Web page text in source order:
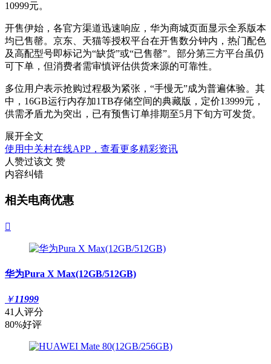
10999元。
开售伊始，各官方渠道迅速响应，华为商城页面显示全系版本
均已售罄。京东、天猫等授权平台在开售数分钟内，热门配色
及高配型号即标记为“缺货”或“已售罄”。部分第三方平台虽仍
可下单，但消费者需审慎评估供货来源的可靠性。
多位用户表示抢购过程极为紧张，“手慢无”成为普遍体验。其
中，16GB运行内存加1TB存储空间的典藏版，定价13999元，
供需矛盾尤为突出，已有预售订单排期至5月下旬方可发货。
展开全文
使用中关村在线APP，查看更多精彩资讯
人赞过该文 赞
内容纠错
相关电商优惠

华为Pura X Max(12GB/512GB)
￥11999
41人评分
80%好评